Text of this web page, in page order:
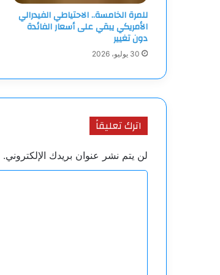
للمرة الخامسة.. الاحتياطي الفيدرالي
الأمريكي يبقي على أسعار الفائدة
دون تغيير
30 يوليو، 2026
اترك تعليقاً
لن يتم نشر عنوان بريدك الإلكتروني.